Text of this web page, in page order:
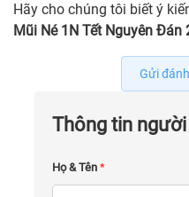
Hãy cho chúng tôi biết ý
Mũi Né 1N Tết Nguyên Đán
Gửi
Thông tin
Họ & Tên *